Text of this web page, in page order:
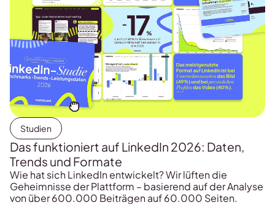
Studien
Das funktioniert auf LinkedIn 2026: Daten,
Trends und Formate
Wie hat sich LinkedIn entwickelt? Wir lüften die
Geheimnisse der Plattform – basierend auf der Analyse
von über 600.000 Beiträgen auf 60.000 Seiten.